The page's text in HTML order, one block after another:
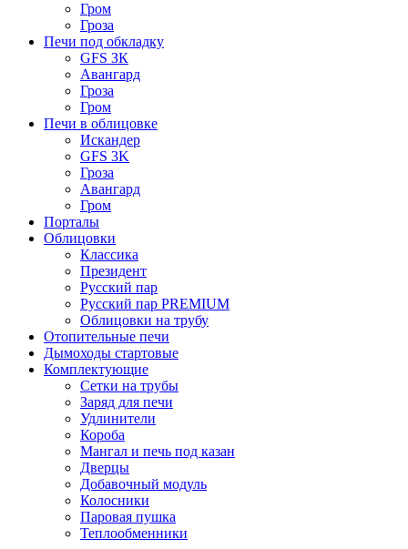
Гром
Гроза
Печи под обкладку
GFS ЗК
Авангард
Гроза
Гром
Печи в облицовке
Искандер
GFS 3K
Гроза
Авангард
Гром
Порталы
Облицовки
Классика
Президент
Русский пар
Русский пар PREMIUM
Облицовки на трубу
Отопительные печи
Дымоходы стартовые
Комплектующие
Сетки на трубы
Заряд для печи
Удлинители
Короба
Мангал и печь под казан
Дверцы
Добавочный модуль
Колосники
Паровая пушка
Теплообменники